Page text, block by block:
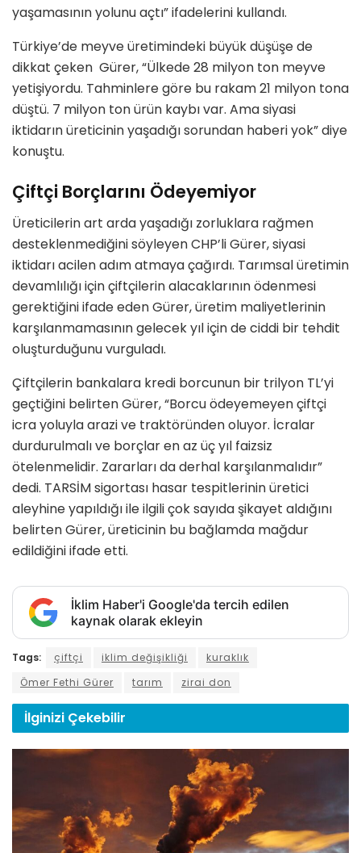
yaşamasının yolunu açtı” ifadelerini kullandı.
Türkiye’de meyve üretimindeki büyük düşüşe de
dikkat çeken Gürer, “Ülkede 28 milyon ton meyve
yetişiyordu. Tahminlere göre bu rakam 21 milyon tona
düştü. 7 milyon ton ürün kaybı var. Ama siyasi
iktidarın üreticinin yaşadığı sorundan haberi yok” diye
konuştu.
Çiftçi Borçlarını Ödeyemiyor
Üreticilerin art arda yaşadığı zorluklara rağmen
desteklenmediğini söyleyen CHP’li Gürer, siyasi
iktidarı acilen adım atmaya çağırdı. Tarımsal üretimin
devamlılığı için çiftçilerin alacaklarının ödenmesi
gerektiğini ifade eden Gürer, üretim maliyetlerinin
karşılanmamasının gelecek yıl için de ciddi bir tehdit
oluşturduğunu vurguladı.
Çiftçilerin bankalara kredi borcunun bir trilyon TL’yi
geçtiğini belirten Gürer, “Borcu ödeyemeyen çiftçi
icra yoluyla arazi ve traktöründen oluyor. İcralar
durdurulmalı ve borçlar en az üç yıl faizsiz
ötelenmelidir. Zararları da derhal karşılanmalıdır”
dedi. TARSİM sigortası hasar tespitlerinin üretici
aleyhine yapıldığı ile ilgili çok sayıda şikayet aldığını
belirten Gürer, üreticinin bu bağlamda mağdur
edildiğini ifade etti.
İklim Haber'i Google'da tercih edilen
kaynak olarak ekleyin
Tags: çiftçi iklim değişikliği
kuraklık
Ömer Fethi Gürer
tarım zirai don
İlginizi Çekebilir